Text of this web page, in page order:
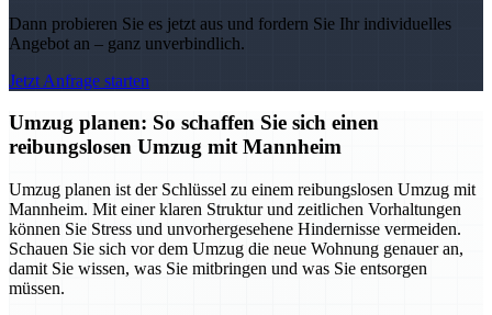
Dann probieren Sie es jetzt aus und fordern Sie Ihr individuelles
Angebot an – ganz unverbindlich.
Jetzt Anfrage starten
Umzug planen: So schaffen Sie sich einen
reibungslosen Umzug mit Mannheim
Umzug planen ist der Schlüssel zu einem reibungslosen Umzug mit
Mannheim. Mit einer klaren Struktur und zeitlichen Vorhaltungen
können Sie Stress und unvorhergesehene Hindernisse vermeiden.
Schauen Sie sich vor dem Umzug die neue Wohnung genauer an,
damit Sie wissen, was Sie mitbringen und was Sie entsorgen
müssen.